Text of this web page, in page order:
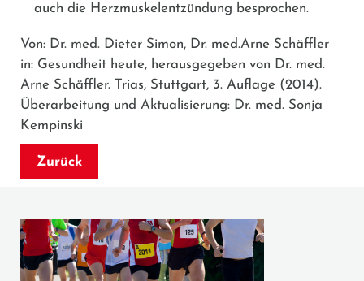
auch die Herzmuskelentzündung besprochen.
Von: Dr. med. Dieter Simon, Dr. med.Arne Schäffler
in: Gesundheit heute, herausgegeben von Dr. med.
Arne Schäffler. Trias, Stuttgart, 3. Auflage (2014).
Überarbeitung und Aktualisierung: Dr. med. Sonja
Kempinski
Zurück